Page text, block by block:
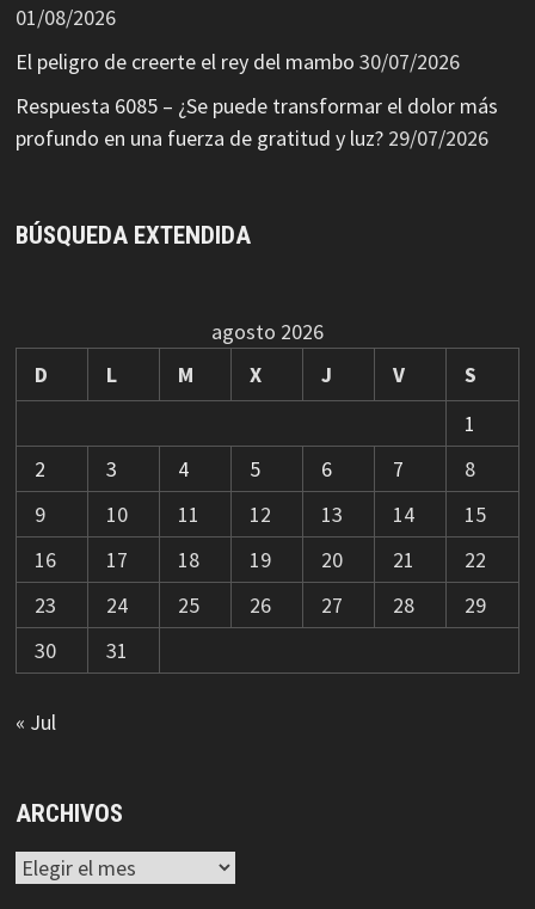
01/08/2026
El peligro de creerte el rey del mambo 30/07/2026
Respuesta 6085 – ¿Se puede transformar el dolor más
profundo en una fuerza de gratitud y luz? 29/07/2026
BÚSQUEDA EXTENDIDA
agosto 2026
D
L M X J V
S
1
2
3 4 5 6 7
8
9
10 11 12 13 14
15
16
17 18 19 20 21
22
23
24 25 26 27 28
29
30
31
« Jul
ARCHIVOS
Archivos